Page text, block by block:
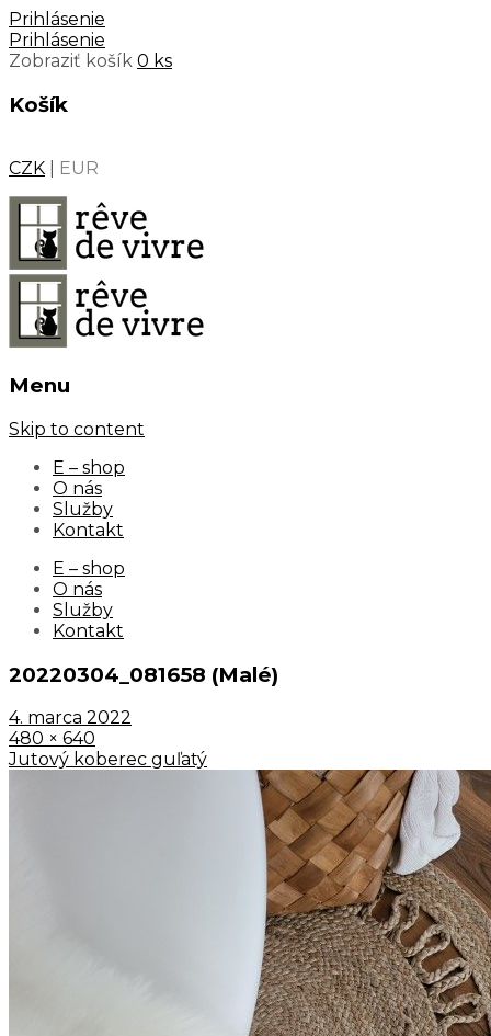
Prihlásenie
Prihlásenie
Zobraziť košík 0 ks
Košík
CZK EUR
Menu
Skip to content
E – shop
O nás
Služby
Kontakt
E – shop
O nás
Služby
Kontakt
20220304_081658 (Malé)
4. marca 2022
480 × 640
Jutový koberec guľatý